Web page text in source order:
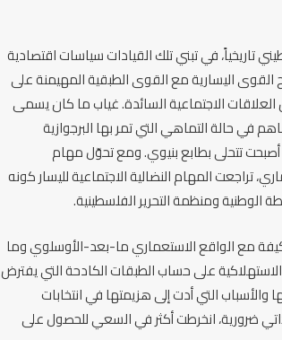
تاريخياً، في تبني تلك القيادات سياسات اقتصادية
القوى اليسارية مع القوى الطبقية المهيمنة على
الاجتماعية السائدة. غياب ما كان يسمى
في حالة التماهي التي تمر بها البرجوازية
أصبحت تتحلى بطابع بنيوي. ومع تحوّل مهام
تراجعت المهام النضالية الاجتماعية لليسار كونه
ومنظمة التحرير الفلسطينية.
مع الواقع الاستعماري ما-بعد-الأوسلوي وما
على حساب الطبقات الكادحة التي يفترض
والأسباب التي أدت إلى هزيمتها في انتخابات
خلال عملية نقد ذاتي ضرورية، انخرطت أكثر في السعي للحصول على